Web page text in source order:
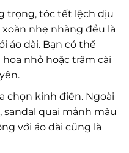
trọng, tóc tết lệch dịu
nhẹ nhàng đều là
áo dài. Bạn có thể
nhỏ hoặc trâm cài
chọn kinh điển. Ngoài
sandal quai mảnh màu
với áo dài cũng là